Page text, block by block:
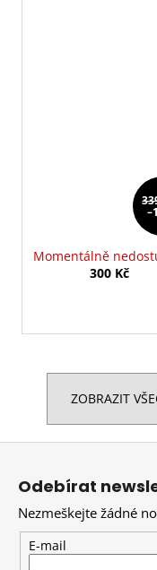
Momentálně
300 Kč
ZOBRAZIT
Odebírat
Nezmeškejte žádné
E-mail